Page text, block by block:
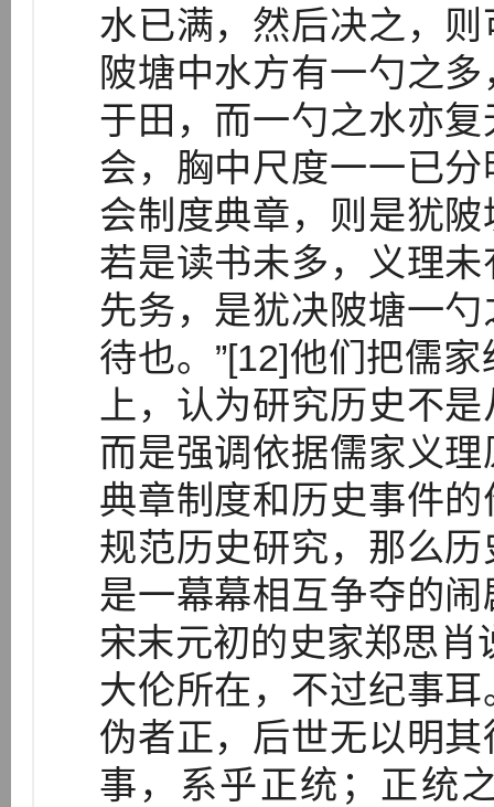
水已满，然后决之，
陂塘中水方有一勺之
于田，而一勺之水亦
会，胸中尺度一一已
会制度典章，则是犹
若是读书未多，义理
先务，是犹决陂塘一
待也。”[12]他们把儒
上，认为研究历史不
而是强调依据儒家义
典章制度和历史事件
规范历史研究，那么
是一幕幕相互争夺的
宋末元初的史家郑思肖
大伦所在，不过纪事
伪者正，后世无以明
事，系乎正统；正统